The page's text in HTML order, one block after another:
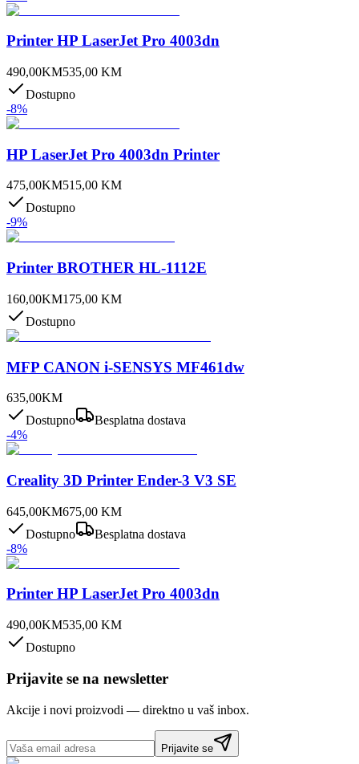
Printer HP LaserJet Pro 4003dn
490,00KM535,00 KM
Dostupno
-8%
HP LaserJet Pro 4003dn Printer
475,00KM515,00 KM
Dostupno
-9%
Printer BROTHER HL-1112E
160,00KM175,00 KM
Dostupno
MFP CANON i-SENSYS MF461dw
635,00KM
Dostupno
Besplatna dostava
-4%
Creality 3D Printer Ender-3 V3 SE
645,00KM675,00 KM
Dostupno
Besplatna dostava
-8%
Printer HP LaserJet Pro 4003dn
490,00KM535,00 KM
Dostupno
Prijavite se na newsletter
Akcije i novi proizvodi — direktno u vaš inbox.
Prijavite se